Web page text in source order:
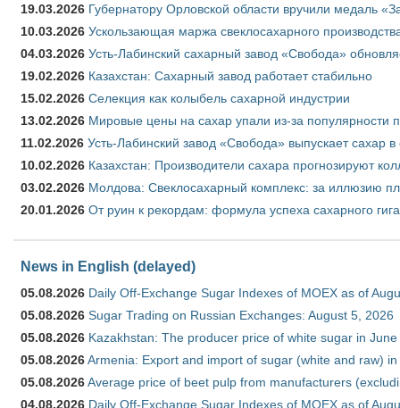
19.03.2026 Губернатору Орловской области вручили медаль
10.03.2026 Ускользающая маржа свеклосахарного
04.03.2026 Усть-Лабинский сахарный завод «Свобода»
19.02.2026 Казахстан: Сахарный завод работает стабильно
15.02.2026 Селекция как колыбель сахарной индустрии
13.02.2026 Мировые цены на сахар упали из-за популярности
11.02.2026 Усть-Лабинский завод «Свобода» выпускает сахар в
10.02.2026 Казахстан: Производители сахара прогнозируют
03.02.2026 Молдова: Свеклосахарный комплекс: за иллюзию
20.01.2026 От руин к рекордам: формула успеха сахарного
News in English (delayed)
05.08.2026 Daily Off-Exchange Sugar Indexes of MOEX as of
05.08.2026 Sugar Trading on Russian Exchanges: August 5, 2026
05.08.2026 Kazakhstan: The producer price of white sugar in
05.08.2026Armenia: Export and import of sugar (white and raw)
05.08.2026Average price of beet pulp from manufacturers
04.08.2026 Daily Off-Exchange Sugar Indexes of MOEX as of